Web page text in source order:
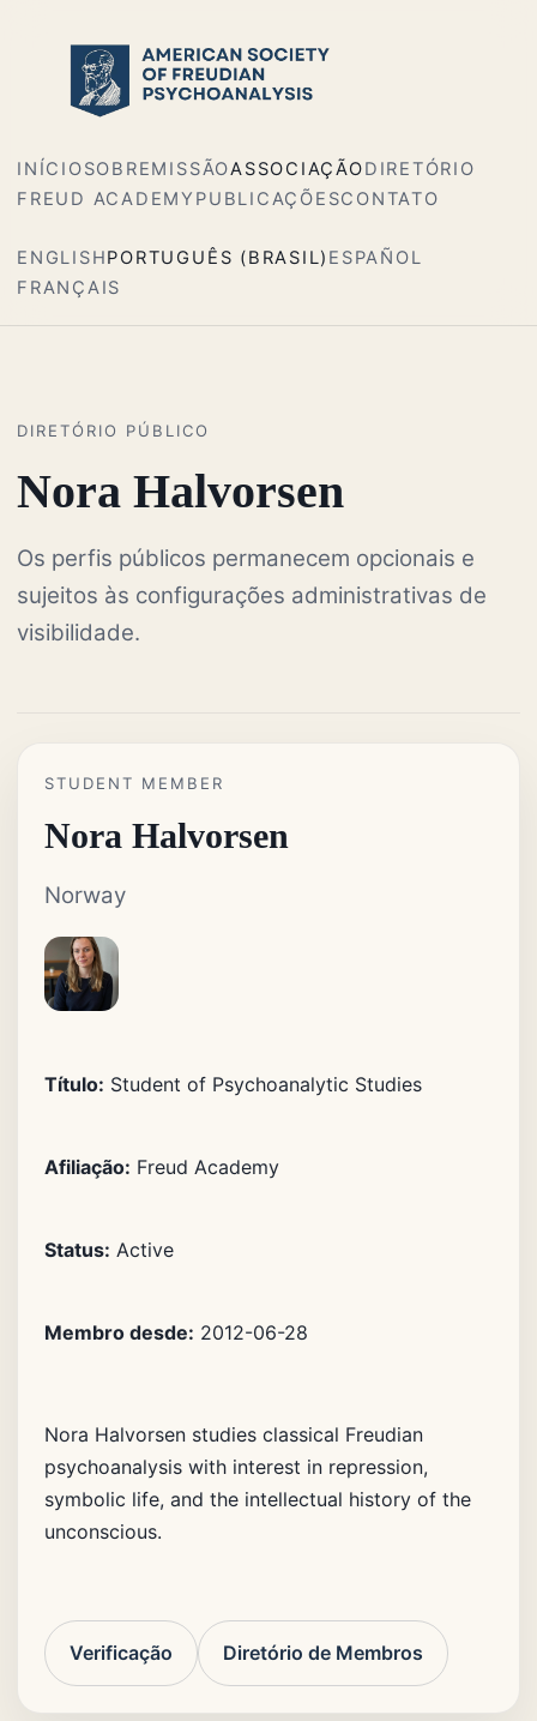
INÍCIOSOBREMISSÃOASSOCIAÇÃODIRETÓRIO
FREUD ACADEMY PUBLICAÇÕESCONTATO
ENGLISHPORTUGUÊS (BRASIL) ESPAÑOL
FRANÇAIS
DIRETÓRIO PÚBLICO
Nora Halvorsen
Os perfis públicos permanecem opcionais e
sujeitos às configurações administrativas de
visibilidade.
STUDENT MEMBER
Nora Halvorsen
Norway
Título: Student of Psychoanalytic Studies
Afiliação: Freud Academy
Status: Active
Membro desde: 2012-06-28
Nora Halvorsen studies classical Freudian
psychoanalysis with interest in repression,
symbolic life, and the intellectual history of the
unconscious.
Verificação Diretório de Membros